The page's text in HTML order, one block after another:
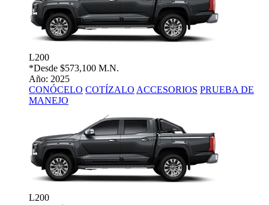
L200
*Desde $573,100 M.N.
Año: 2025
CONÓCELO COTÍZALO ACCESORIOS PRUEBA DE
MANEJO
L200